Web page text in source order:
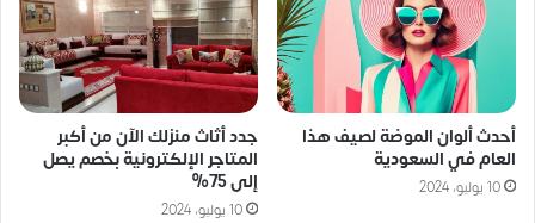
أحدث ألوان الموضة لصيف هذا
العام في السعودية
10 يوليو، 2024
جدد أثاث منزلك الآن من أكبر
المتاجر الإلكترونية بخصم يصل
إلى 75%
10 يوليو، 2024